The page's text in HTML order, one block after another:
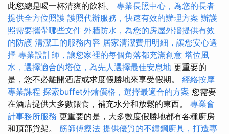
此您總是喝一杯清爽的飲料。 專業長照中心，為您的長者
提供全方位照護 護照代辦服務，快速有效的辦理方案 辦護
照需要攜帶哪些文件 外牆防水，為您的房屋外牆提供有效
的防護 清潔工的服務內容 居家清潔費用明細，讓您安心選
擇 專業設計師，讓您家裡的每個角落都充滿創意 塔位風
水，選擇適合的塔位，為先人選擇最佳安息地 更重要的
是，您不必離開酒店或求度假勝地來享受假期。 經絡按摩
專業課程 探索buffet外燴價格，選擇最適合的方案 您需要
在酒店提供大多數餵食，補充水分和放鬆的東西。 專業會
計事務所服務 更重要的是，大多數度假勝地都有各種廚房
和頂部貨架。 筋師傅療法 提供優質的不鏽鋼廚具，打造專